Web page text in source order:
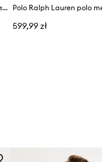
United Colors of Benetton polo bawełniane
599,99 zł